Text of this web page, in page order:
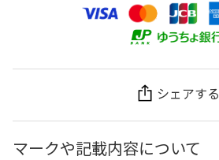
シェアする
マークや記載内容について